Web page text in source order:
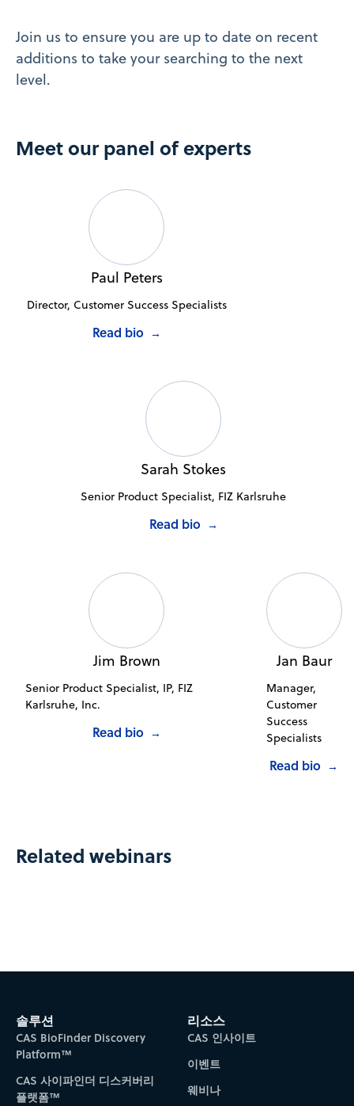
Join us to ensure you are up to date on recent
additions to take your searching to the next
level.
Meet our panel of experts
Paul Peters
Director, Customer Success Specialists
Read bio →
Sarah Stokes
Senior Product Specialist, FIZ Karlsruhe
Read bio →
Jim Brown
Senior Product Specialist, IP, FIZ
Karlsruhe, Inc.
Read bio →
Jan Baur
Manager,
Customer
Success
Specialists
Read bio →
Related webinars
솔루션
CAS BioFinder Discovery
Platform™
CAS 사이파인더 디스커버리
플랫폼™
리소스
CAS 인사이트
이벤트
웨비나